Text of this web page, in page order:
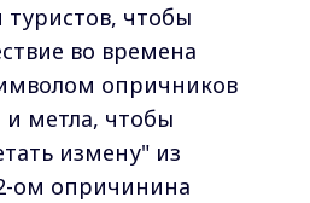
чтобы
во времена
опричников
и метла, чтобы
измену" из
ом опричинина